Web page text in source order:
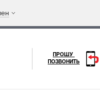
ПРОШУ
ПОЗВОНИТЬ